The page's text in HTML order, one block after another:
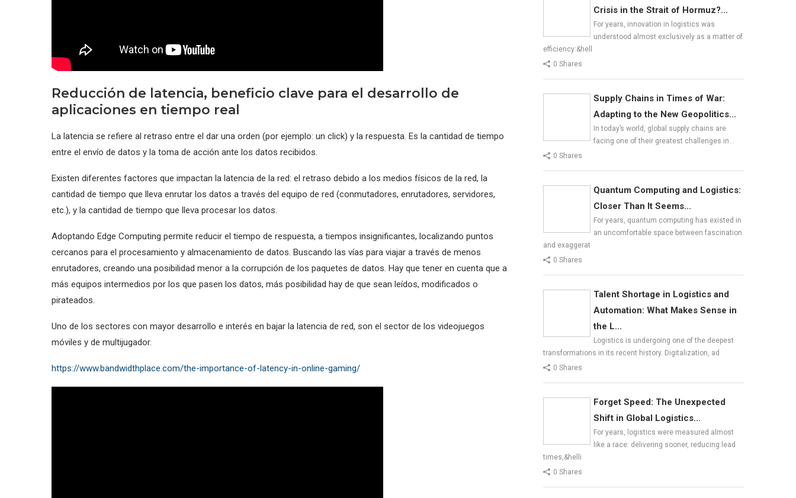
Reducción de latencia, beneficio clave para el desarrollo de
aplicaciones en tiempo real
La latencia se refiere al retraso entre el dar una orden (por ejemplo: un click) y la respuesta. Es la cantidad de tiempo
entre el envío de datos y la toma de acción ante los datos recibidos.
Existen diferentes factores que impactan la latencia de la red: el retraso debido a los medios físicos de la red, la
cantidad de tiempo que lleva enrutar los datos a través del equipo de red (conmutadores, enrutadores, servidores,
etc.), y la cantidad de tiempo que lleva procesar los datos.
Adoptando Edge Computing permite reducir el tiempo de respuesta, a tiempos insignificantes, localizando puntos
cercanos para el procesamiento y almacenamiento de datos. Buscando las vías para viajar a través de menos
enrutadores, creando una posibilidad menor a la corrupción de los paquetes de datos. Hay que tener en cuenta que a
más equipos intermedios por los que pasen los datos, más posibilidad hay de que sean leídos, modificados o
pirateados.
Uno de los sectores con mayor desarrollo e interés en bajar la latencia de red, son el sector de los videojuegos
móviles y de multijugador.
https://www.bandwidthplace.com/the-importance-of-latency-in-online-gaming/
Crisis in the Strait of Hormuz?...
For years, innovation in logistics was
understood almost exclusively as a matter of
efficiency:&hell
0 Shares
Supply Chains in Times of War:
Adapting to the New Geopolitics...
In today’s world, global supply chains are
facing one of their greatest challenges in…
0 Shares
Quantum Computing and Logistics:
Closer Than It Seems...
For years, quantum computing has existed in
an uncomfortable space between fascination
and exaggerat
0 Shares
Talent Shortage in Logistics and
Automation: What Makes Sense in
the L...
Logistics is undergoing one of the deepest
transformations in its recent history. Digitalization, ad
0 Shares
Forget Speed: The Unexpected
Shift in Global Logistics...
For years, logistics were measured almost
like a race: delivering sooner, reducing lead
times,&helli
0 Shares